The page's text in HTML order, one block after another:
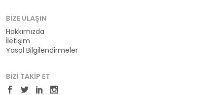
BIZE ULAŞIN
Hakkımızda
İletişim
Yasal Bilgilendirmeler
BIZI TAKIP ET